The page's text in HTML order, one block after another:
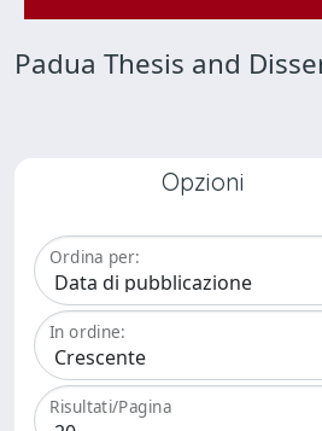
Padua Thesis and
Opzioni
Ordina per:
In ordine:
Risultati/Pagina